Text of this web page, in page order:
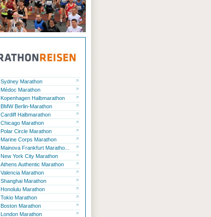
Sydney Marathon
Médoc Marathon
Kopenhagen Halbmarathon
BMW Berlin-Marathon
Cardiff Halbmarathon
Chicago Marathon
Polar Circle Marathon
Marine Corps Marathon
Mainova Frankfurt Maratho...
New York City Marathon
Athens Authentic Marathon
Valencia Marathon
Shanghai Marathon
Honolulu Marathon
Tokio Marathon
Boston Marathon
London Marathon